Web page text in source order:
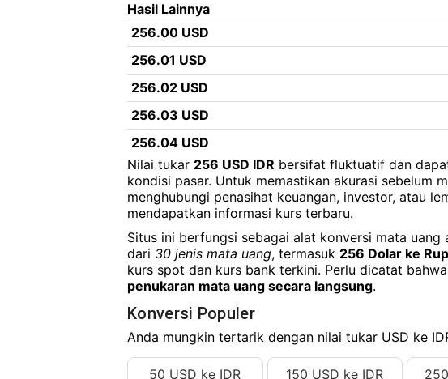
Hasil Lainnya
256.00 USD
256.01 USD
256.02 USD
256.03 USD
256.04 USD
256.05 USD
256.06 USD
256.07 USD
256.08 USD
256.09 USD
256.10 USD
256.11 USD
256.12 USD
Nilai tukar 256 USD IDR bersifat fluktuatif dan
kondisi pasar. Untuk memastikan akurasi sebelum
menghubungi penasihat keuangan, investor, atau
mendapatkan informasi kurs terbaru.
Situs ini berfungsi sebagai alat konversi mata uang
dari 30 jenis mata uang, termasuk 256 Dolar ke
kurs spot dan kurs bank terkini. Perlu dicatat
penukaran mata uang secara langsung.
Konversi Populer
Anda mungkin tertarik dengan nilai tukar USD ke
50 USD ke IDR 150 USD ke IDR